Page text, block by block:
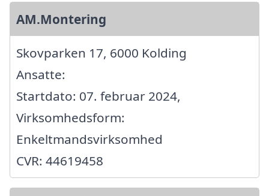
AM.Montering
Skovparken 17, 6000 Kolding
Ansatte:
Startdato: 07. februar 2024,
Virksomhedsform:
Enkeltmandsvirksomhed
CVR: 44619458